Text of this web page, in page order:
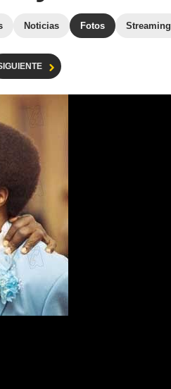
Noticias Fotos Streaming